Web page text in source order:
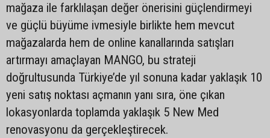
mağaza ile farklılaşan değer önerisini güçlendirmeyi
ve güçlü büyüme ivmesiyle birlikte hem mevcut
mağazalarda hem de online kanallarında satışları
artırmayı amaçlayan MANGO, bu strateji
doğrultusunda Türkiye’de yıl sonuna kadar yaklaşık 10
yeni satış noktası açmanın yanı sıra, öne çıkan
lokasyonlarda toplamda yaklaşık 5 New Med
renovasyonu da gerçekleştirecek.